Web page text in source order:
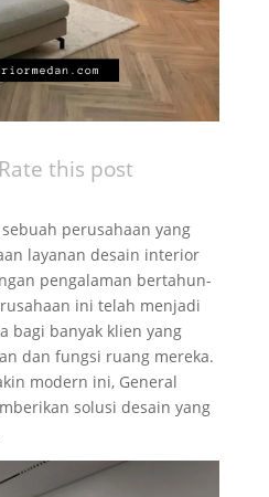
Rate this post
perusahaan yang
layanan desain interior
pengalaman bertahun-
ini telah menjadi
bagi banyak klien yang
dan fungsi ruang mereka.
modern ini, General
solusi desain yang